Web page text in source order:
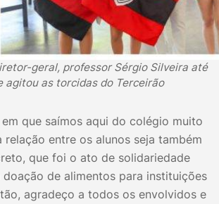
geral, professor Sérgio Silveira até
agitou as torcidas do Terceirão
em que saímos aqui do colégio muito
relação entre os alunos seja também
que foi o ato de solidariedade
de alimentos para instituições
agradeço a todos os envolvidos e